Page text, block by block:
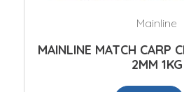
Mainline
MAINLINE MATCH CARP
2MM 1KG